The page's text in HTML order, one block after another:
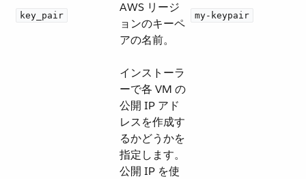
key_pair
AWS リージ
ョンのキーペ
アの名前。
my-keypair
インストーラ
ーで各 VM の
公開 IP アド
レスを作成す
るかどうかを
指定します。
公開 IP を使